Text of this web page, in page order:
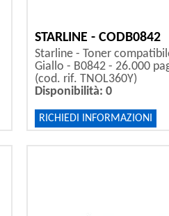
STARLINE - CODB0842
Starline - Toner
Giallo - B0842 - 26.000
(cod. rif. TNOL360Y)
Disponibilità: 0
RICHIEDI INFORMAZIONI